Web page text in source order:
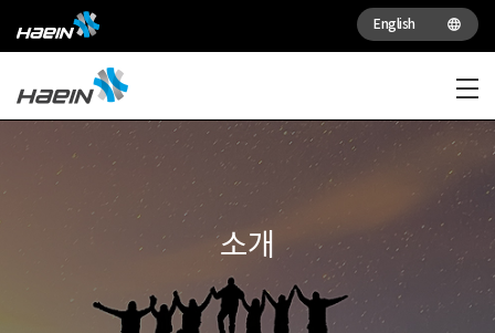
English 
소개